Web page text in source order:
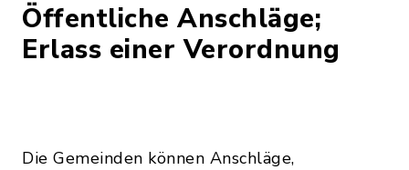
Öffentliche Anschläge;
Erlass einer Verordnung
Die Gemeinden können Anschläge,